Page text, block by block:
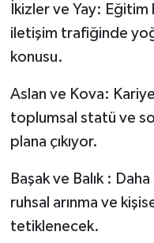
İkizler ve Yay: Eğitim
iletişim trafiğinde
konusu.
Aslan ve Kova:
toplumsal statü ve
plana çıkıyor.
Başak ve Balık :
ruhsal arınma ve
tetiklenecek.